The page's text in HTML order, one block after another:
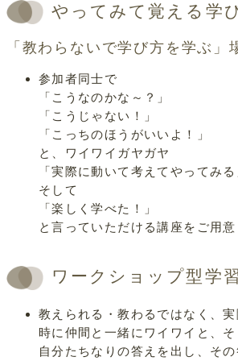
やってみて覚える学び
「教わらないで学び方を学ぶ」
参加者同士で
「こうなのかな～？」
「こうじゃない！」
「こっちのほうがいいよ！」
と、ワイワイガヤガヤ
「実際に動いて考えてやってみる
そして
「楽しく学べた！」
と言っていただける講座をご用意
ワークショップ型学
教えられる・教わるではなく、実
時に仲間と一緒にワイワイと、そ
自分たちなりの答えを出し、そ